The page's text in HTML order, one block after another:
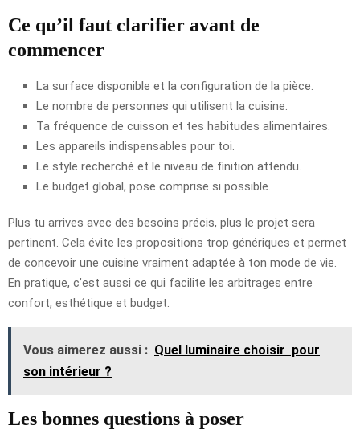
Ce qu’il faut clarifier avant de
commencer
La surface disponible et la configuration de la pièce.
Le nombre de personnes qui utilisent la cuisine.
Ta fréquence de cuisson et tes habitudes alimentaires.
Les appareils indispensables pour toi.
Le style recherché et le niveau de finition attendu.
Le budget global, pose comprise si possible.
Plus tu arrives avec des besoins précis, plus le projet sera
pertinent. Cela évite les propositions trop génériques et permet
de concevoir une cuisine vraiment adaptée à ton mode de vie.
En pratique, c’est aussi ce qui facilite les arbitrages entre
confort, esthétique et budget.
Vous aimerez aussi : Quel luminaire choisir pour
son intérieur ?
Les bonnes questions à poser